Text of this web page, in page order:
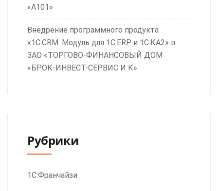
«А101»
Внедрение программного продукта
«1С:CRM. Модуль для 1С:ERP и 1С:КА2» в
ЗАО «ТОРГОВО-ФИНАНСОВЫЙ ДОМ
«БРОК-ИНВЕСТ-СЕРВИС И К»
Рубрики
1С:Франчайзи